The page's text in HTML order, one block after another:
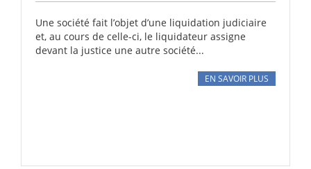
Une société fait l’objet d’une liquidation judiciaire
et, au cours de celle-ci, le liquidateur assigne
devant la justice une autre société...
EN SAVOIR PLUS